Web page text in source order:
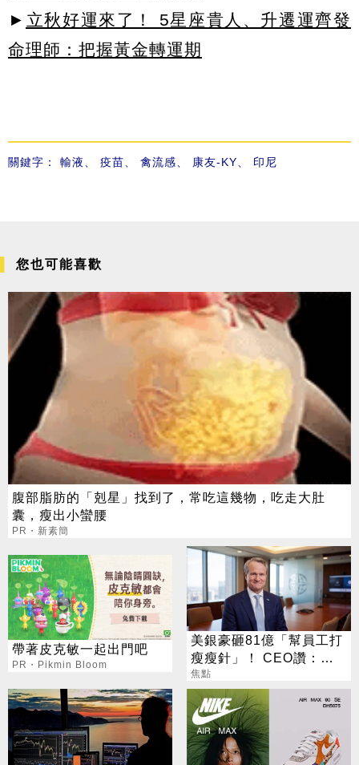
► 立秋好運來了！ 5星座貴人、升遷運齊發
命理師：把握黃金轉運期
關鍵字： 輸液 疫苗 禽流感 康友-KY 印尼
您也可能喜歡
腹部脂肪的「剋星」找到了，常吃這幾物，吃走大肚
囊，瘦出小蠻腰
PR・新素簡
帶著皮克敏一起出門吧
PR・Pikmin Bloom
美銀豪砸81億「幫員工打
瘦瘦針」！ CEO讚：一
項值得的投資
焦點